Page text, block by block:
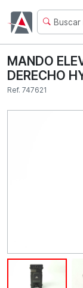
MANDO
DERECHO
Ref. 747621